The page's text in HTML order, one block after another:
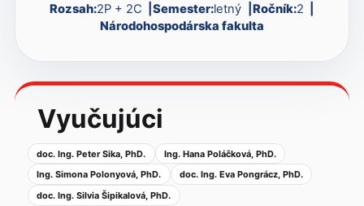
Rozsah:2P + 2C Semester:letný Ročník:2
Národohospodárska fakulta
Vyučujúci
doc. Ing. Peter Sika, PhD.
Ing. Hana Poláčková, PhD.
Ing. Simona Polonyová, PhD.
doc. Ing. Eva Pongrácz, PhD.
doc. Ing. Silvia Šipikalová, PhD.